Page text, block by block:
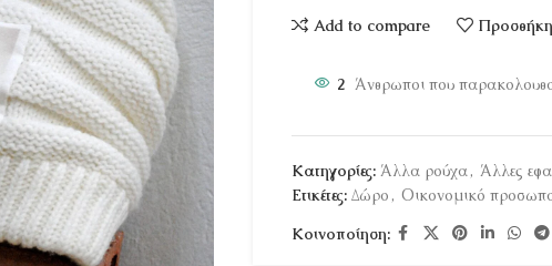
Add to compare Προσθήκη
2 Άνθρωποι που
Κατηγορίες: Άλλα ρούχα, Άλλες
Ετικέτες: Δώρο , Οικονομικό
Κοινοποίηση: